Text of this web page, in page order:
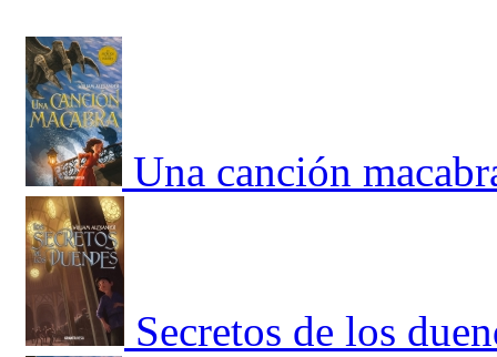
Una canción
Secretos de los